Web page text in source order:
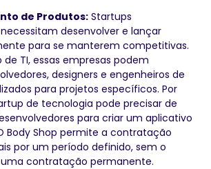
de Produtos: Startups
desenvolver e lançar
para se manterem competitivas.
de TI, essas empresas podem
designers e engenheiros de
para projetos específicos. Por
de tecnologia pode precisar de
para criar um aplicativo
Body Shop permite a contratação
por um período definido, sem o
contratação permanente.